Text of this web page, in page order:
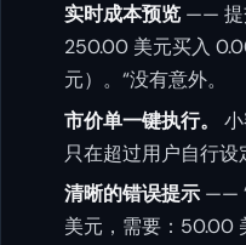
实时成本预览 —— 提
250.00 美元买入
元）。“没有意外。
市价单一键执行。
只在超过用户自行设
清晰的错误提示 ——
美元，需要：50.00